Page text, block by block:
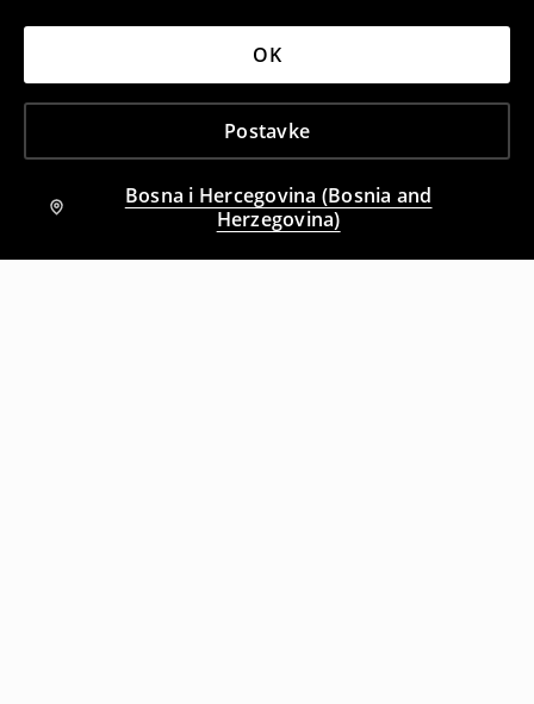
Postavke
OK
Bosna i Hercegovina (Bosnia and
Herzegovina)